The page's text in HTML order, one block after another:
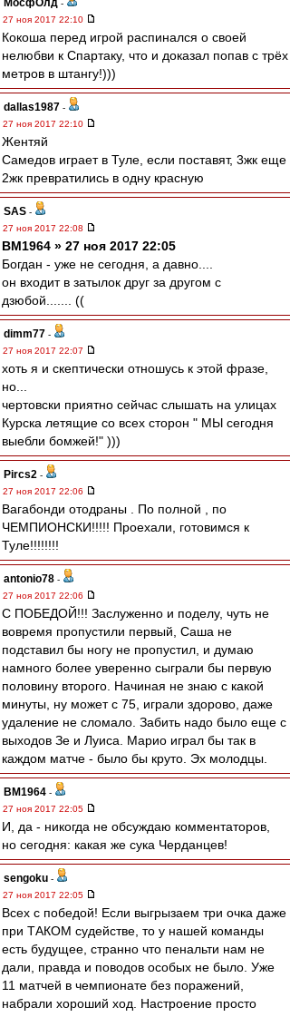
МосфОлд -
27 ноя 2017 22:10
Кокоша перед игрой распинался о своей
нелюбви к Спартаку, что и доказал попав с трёх
метров в штангу!)))
dallas1987 -
27 ноя 2017 22:10
Жентяй
Самедов играет в Туле, если поставят, 3жк еще
2жк превратились в одну красную
SAS -
27 ноя 2017 22:08
BM1964 » 27 ноя 2017 22:05
Богдан - уже не сегодня, а давно....
он входит в затылок друг за другом с
дзюбой....... ((
dimm77 -
27 ноя 2017 22:07
хоть я и скептически отношусь к этой фразе,
но...
чертовски приятно сейчас слышать на улицах
Курска летящие со всех сторон " МЫ сегодня
выебли бомжей!" )))
Pircs2 -
27 ноя 2017 22:06
Вагабонди отодраны . По полной , по
ЧЕМПИОНСКИ!!!!! Проехали, готовимся к
Туле!!!!!!!!
antonio78 -
27 ноя 2017 22:06
С ПОБЕДОЙ!!! Заслуженно и поделу, чуть не
вовремя пропустили первый, Саша не
подставил бы ногу не пропустил, и думаю
намного более уверенно сыграли бы первую
половину второго. Начиная не знаю с какой
минуты, ну может с 75, играли здорово, даже
удаление не сломало. Забить надо было еще с
выходов Зе и Луиса. Марио играл бы так в
каждом матче - было бы круто. Эх молодцы.
BM1964 -
27 ноя 2017 22:05
И, да - никогда не обсуждаю комментаторов,
но сегодня: какая же сука Черданцев!
sengoku -
27 ноя 2017 22:05
Всех с победой! Если выгрызаем три очка даже
при ТАКОМ судействе, то у нашей команды
есть будущее, странно что пенальти нам не
дали, правда и поводов особых не было. Уже
11 матчей в чемпионате без поражений,
набрали хороший ход. Настроение просто